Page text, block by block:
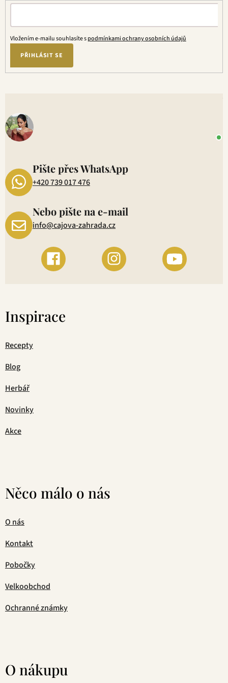
Vložením e-mailu souhlasíte spodmínkami ochrany osobních údajů
PŘIHLÁSIT SE
Pište přes WhatsApp
+420 739 017 476
Nebo pište na e-mail
info@cajova-zahrada.cz
Inspirace
Recepty
Blog
Herbář
Novinky
Akce
Něco málo o nás
O nás
Kontakt
Pobočky
Velkoobchod
Ochranné známky
O nákupu